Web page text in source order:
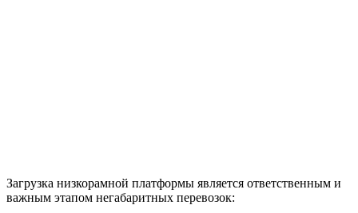
Загрузка низкорамной платформы является ответственным и
важным этапом негабаритных перевозок: